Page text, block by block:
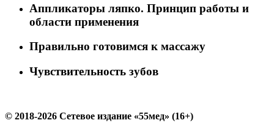
Аппликаторы ляпко. Принцип работы и
области применения
Правильно готовимся к массажу
Чувствительность зубов
© 2018-2026 Сетевое издание «55мед» (16+)